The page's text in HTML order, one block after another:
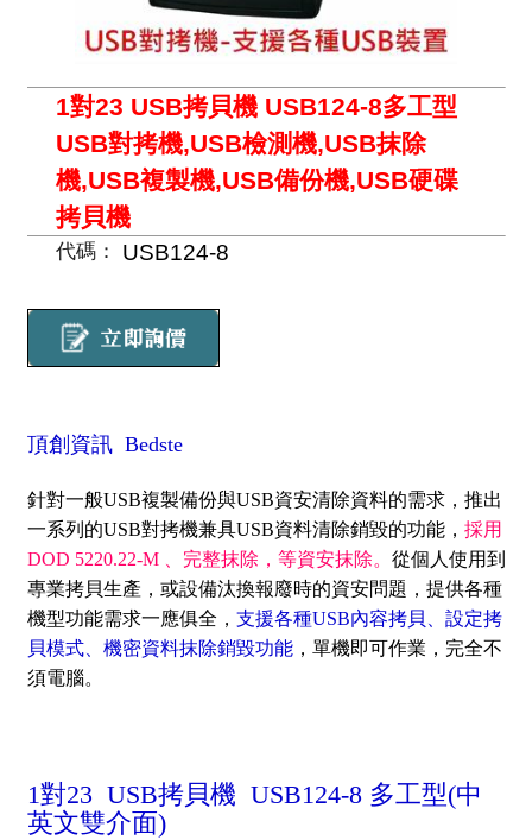
1對23 USB拷貝機 USB124-8多工型
USB對拷機,USB檢測機,USB抹除
機,USB複製機,USB備份機,USB硬碟
拷貝機
代碼： USB124-8
頂創資訊 Bedste
針對一般USB複製備份與USB資安清除資料的需求，推出
一系列的USB對拷機兼具USB資料清除銷毀的功能， 採用
DOD 5220.22-M 、完整抹除，等資安抹除。 從個人使用到
專業拷貝生產，或設備汰換報廢時的資安問題，提供各種
機型功能需求一應俱全， 支援各種USB內容拷貝、設定拷
貝模式、機密資料抹除銷毀功能， 單機即可作業，完全不
須電腦。
1對23 USB拷貝機 USB124-8 多工型(中
英文雙介面)